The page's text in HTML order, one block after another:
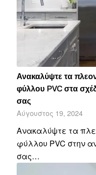
Ανακαλύψτε τα
φύλλου PVC στα
σας
Αύγουστος 19, 2024
Ανακαλύψτε τα
φύλλου PVC στην
σας…